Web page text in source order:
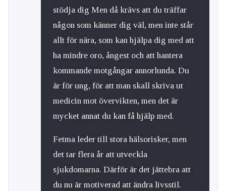
stödja dig Men då krävs att du träffar
någon som känner dig väl, men inte står
allt för nära, som kan hjälpa dig med att
ha mindre oro, ångest och att hantera
kommande motgångar annorlunda. Du
är för ung, för att man skall skriva ut
medicin mot övervikten, men det är
mycket annat du kan få hjälp med.
Fetma leder till stora hälsorisker, men
det tar flera år att utveckla
sjukdomarna. Därför är det jättebra att
du nu är motiverad att ändra livsstil.